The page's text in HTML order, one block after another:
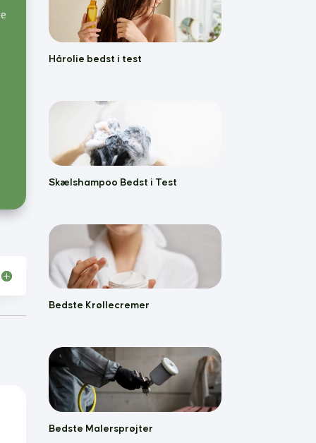
Bedste Krøllecremer
Bedste Malersprøjter
Hårolie bedst i test
Skælshampoo Bedst i Test
Bedste Krøllecremer
Bedste Malersprøjter